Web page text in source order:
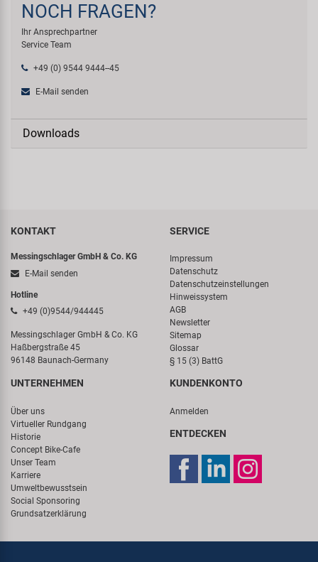
NOCH FRAGEN?
Ihr Ansprechpartner
Service Team
+49 (0) 9544 9444--45
E-Mail senden
Downloads
KONTAKT
Messingschlager GmbH & Co. KG
E-Mail senden
Hotline
+49 (0)9544/944445
Messingschlager GmbH & Co. KG
Haßbergstraße 45
96148 Baunach-Germany
SERVICE
Impressum
Datenschutz
Datenschutzeinstellungen
Hinweissystem
AGB
Newsletter
Sitemap
Glossar
§ 15 (3) BattG
UNTERNEHMEN
Über uns
Virtueller Rundgang
Historie
Concept Bike-Cafe
Unser Team
Karriere
Umweltbewusstsein
Social Sponsoring
Grundsatzerklärung
KUNDENKONTO
Anmelden
ENTDECKEN